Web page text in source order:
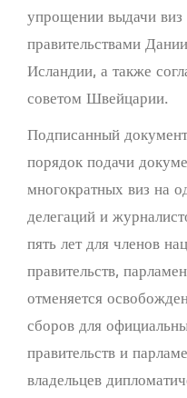
упрощении выдачи
правительствами
Исландии, а также
советом Швейцарии.
Подписанный
порядок подачи
многократных виз на
делегаций и
пять лет для членов
правительств,
отменяется
сборов для
правительств и
владельцев